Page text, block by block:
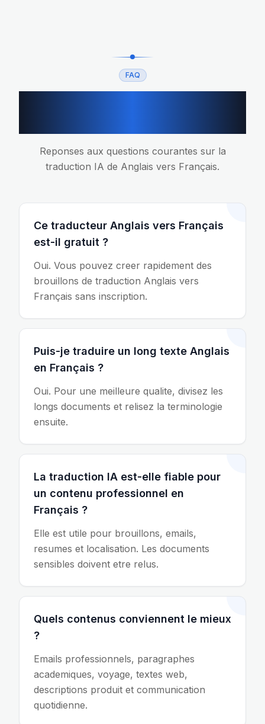
FAQ
Reponses aux questions courantes sur la
traduction IA de Anglais vers Français.
Ce traducteur Anglais vers Français
est-il gratuit ?
Oui. Vous pouvez creer rapidement des
brouillons de traduction Anglais vers
Français sans inscription.
Puis-je traduire un long texte Anglais
en Français ?
Oui. Pour une meilleure qualite, divisez les
longs documents et relisez la terminologie
ensuite.
La traduction IA est-elle fiable pour
un contenu professionnel en
Français ?
Elle est utile pour brouillons, emails,
resumes et localisation. Les documents
sensibles doivent etre relus.
Quels contenus conviennent le mieux
?
Emails professionnels, paragraphes
academiques, voyage, textes web,
descriptions produit et communication
quotidienne.